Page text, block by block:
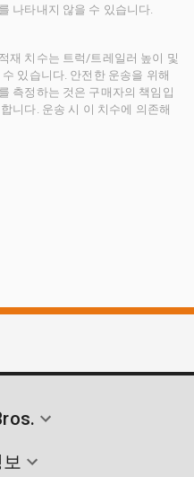
나타내지 않을 수 있습니다.
재 치수는 트럭/트레일러 높이 및
있습니다. 안전한 운송을 위해
측정하는 것은 구매자의 책임입
니다. 운송 시 이 치수에 의존해